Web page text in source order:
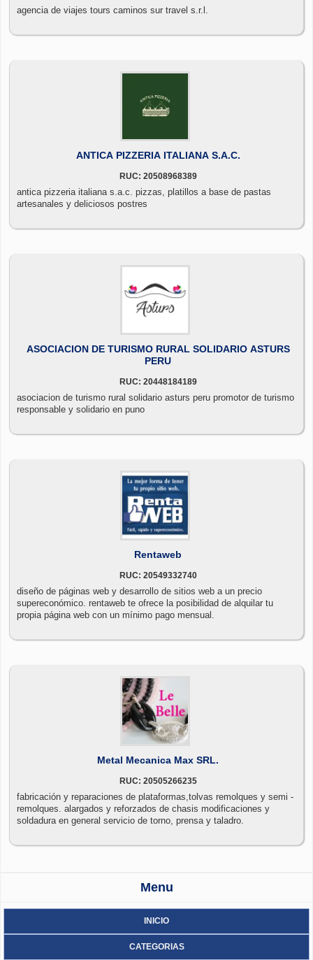
agencia de viajes tours caminos sur travel s.r.l.
ANTICA PIZZERIA ITALIANA S.A.C.
RUC: 20508968389
antica pizzeria italiana s.a.c. pizzas, platillos a base de pastas
artesanales y deliciosos postres
ASOCIACION DE TURISMO RURAL SOLIDARIO ASTURS
PERU
RUC: 20448184189
asociacion de turismo rural solidario asturs peru promotor de turismo
responsable y solidario en puno
Rentaweb
RUC: 20549332740
diseño de páginas web y desarrollo de sitios web a un precio
supereconómico. rentaweb te ofrece la posibilidad de alquilar tu
propia página web con un mínimo pago mensual.
Metal Mecanica Max SRL.
RUC: 20505266235
fabricación y reparaciones de plataformas,tolvas remolques y semi -
remolques. alargados y reforzados de chasis modificaciones y
soldadura en general servicio de torno, prensa y taladro.
Menu
INICIO
CATEGORIAS